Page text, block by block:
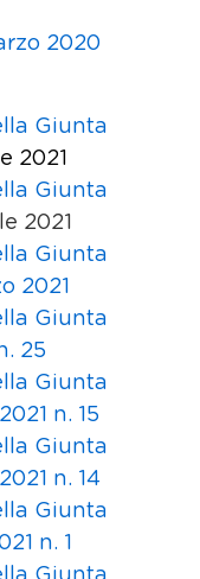
2020
Giunta
2021
Giunta
2021
Giunta
2021
Giunta
25
Giunta
n. 15
Giunta
n. 14
Giunta
n. 1